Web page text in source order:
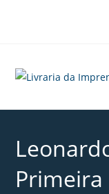
Primeira